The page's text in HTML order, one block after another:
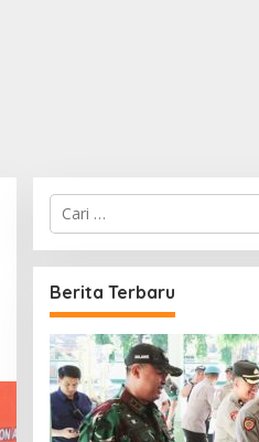
C
i
u
n
t
u
k
:
Berita Terbaru